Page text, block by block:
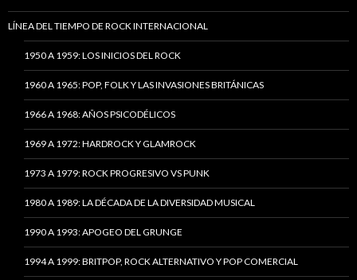
LÍNEA DEL TIEMPO DE ROCK INTERNACIONAL
1950 A 1959: LOS INICIOS DEL ROCK
1960 A 1965: POP, FOLK Y LAS INVASIONES BRITÁNICAS
1966 A 1968: AÑOS PSICODÉLICOS
1969 A 1972: HARDROCK Y GLAMROCK
1973 A 1979: ROCK PROGRESIVO VS PUNK
1980 A 1989: LA DÉCADA DE LA DIVERSIDAD MUSICAL
1990 A 1993: APOGEO DEL GRUNGE
1994 A 1999: BRITPOP, ROCK ALTERNATIVO Y POP COMERCIAL